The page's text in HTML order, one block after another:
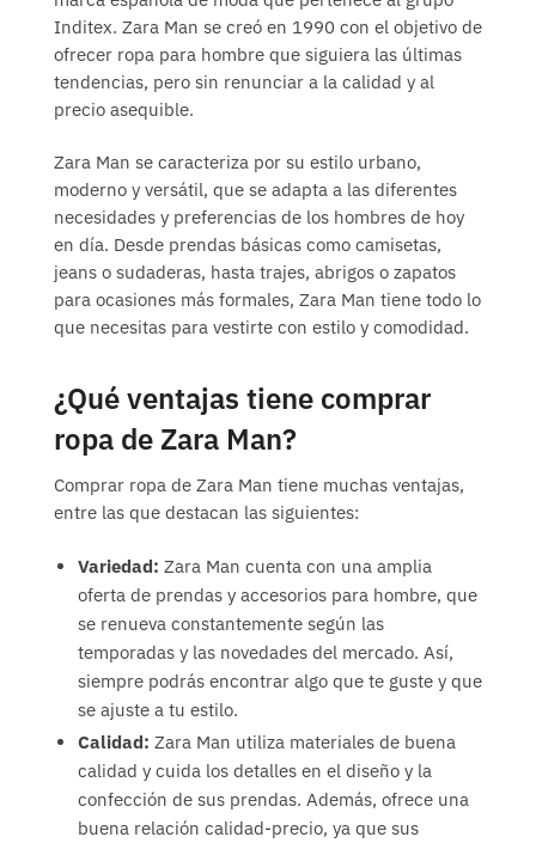
Inditex. Zara Man se creó en 1990 con el objetivo de
ofrecer ropa para hombre que siguiera las últimas
tendencias, pero sin renunciar a la calidad y al
precio asequible.
Zara Man se caracteriza por su estilo urbano,
moderno y versátil, que se adapta a las diferentes
necesidades y preferencias de los hombres de hoy
en día. Desde prendas básicas como camisetas,
jeans o sudaderas, hasta trajes, abrigos o zapatos
para ocasiones más formales, Zara Man tiene todo lo
que necesitas para vestirte con estilo y comodidad.
¿Qué ventajas tiene comprar
ropa de Zara Man?
Comprar ropa de Zara Man tiene muchas ventajas,
entre las que destacan las siguientes:
Variedad: Zara Man cuenta con una amplia
oferta de prendas y accesorios para hombre, que
se renueva constantemente según las
temporadas y las novedades del mercado. Así,
siempre podrás encontrar algo que te guste y que
se ajuste a tu estilo.
Calidad: Zara Man utiliza materiales de buena
calidad y cuida los detalles en el diseño y la
confección de sus prendas. Además, ofrece una
buena relación calidad-precio, ya que sus